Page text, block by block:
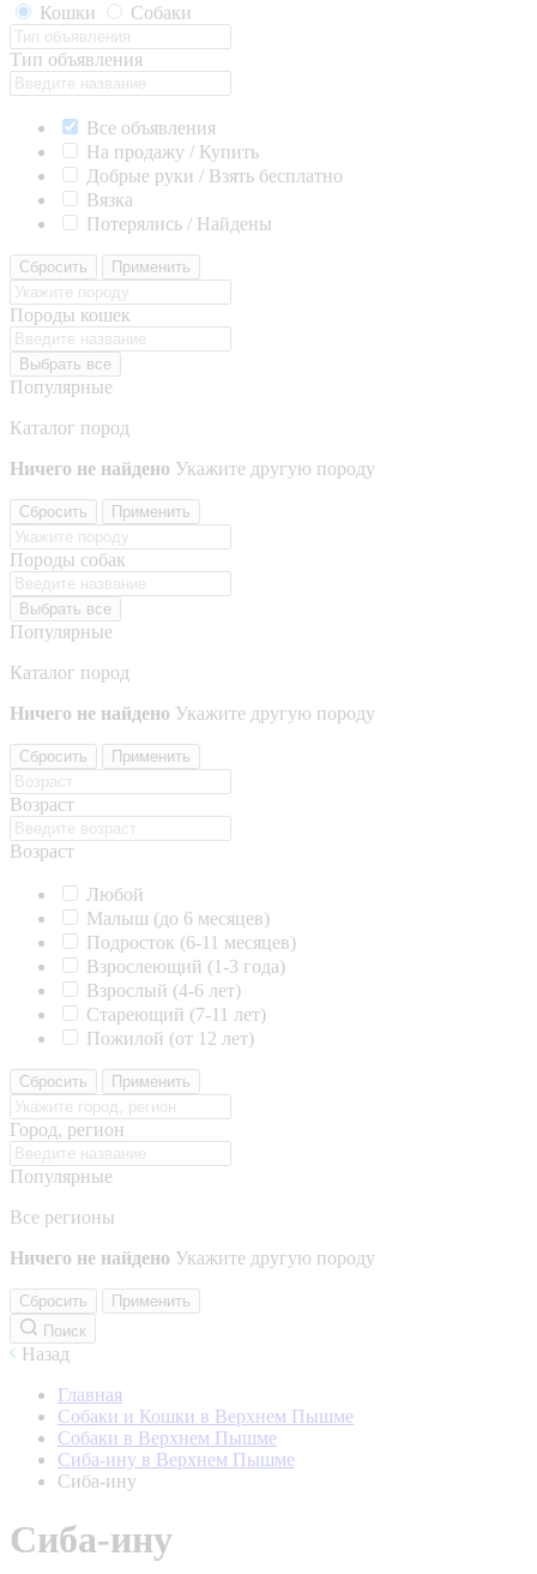
Кошки
Собаки
Тип объявления
Все объявления
На продажу / Купить
Добрые руки / Взять бесплатно
Вязка
Потерялись / Найдены
Сбросить Применить
Породы кошек
Выбрать все
Популярные
Каталог пород
Ничего не найдено Укажите другую породу
Сбросить Применить
Породы собак
Выбрать все
Популярные
Каталог пород
Ничего не найдено Укажите другую породу
Сбросить Применить
Возраст
Возраст
Любой
Малыш (до 6 месяцев)
Подросток (6-11 месяцев)
Взрослеющий (1-3 года)
Взрослый (4-6 лет)
Стареющий (7-11 лет)
Пожилой (от 12 лет)
Сбросить Применить
Город, регион
Популярные
Все регионы
Ничего не найдено Укажите другую породу
Сбросить
Применить
Поиск
Назад
Главная
Собаки и Кошки в Верхнем Пышме
Собаки в Верхнем Пышме
Сиба-ину в Верхнем Пышме
Сиба-ину
Сиба-ину